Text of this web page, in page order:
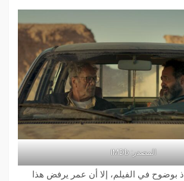
المصدر: IMDb
بوضوح في الفيلم، إلا أن عمر يرفض هذا